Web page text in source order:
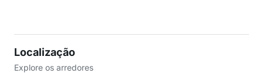
Localização
Explore os arredores